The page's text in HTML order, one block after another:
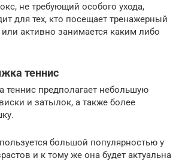
не требующий особого ухода,
для тех, кто посещает тренажерный
активно занимается каким либо
теннис
теннис предполагает небольшую
и затылок, а также более
большой популярностью у
и к тому же она будет актуальна